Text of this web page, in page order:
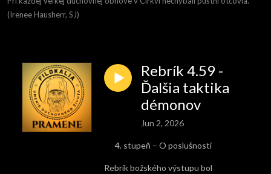
(Irenee Hausherr, SJ)
Rebrík 4.59 -
Ďalšia taktika
démonov
Jun 2, 2026
stupeň – O poslušnosti
Rebrík božského výstupu bol